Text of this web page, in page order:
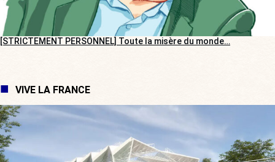
[STRICTEMENT PERSONNEL] Toute la misère du monde…
VIVE LA FRANCE